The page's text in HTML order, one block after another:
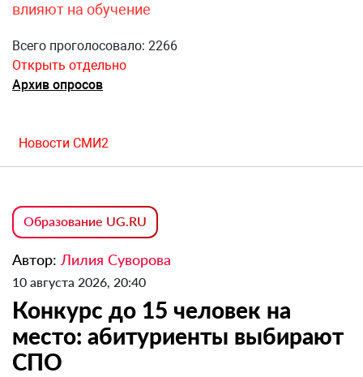
влияют на обучение
Всего проголосовало: 2266
Открыть отдельно
Архив опросов
Новости СМИ2
Образование UG.RU
Автор: Лилия Суворова
10 августа 2026, 20:40
Конкурс до 15 человек на
место: абитуриенты выбирают
СПО